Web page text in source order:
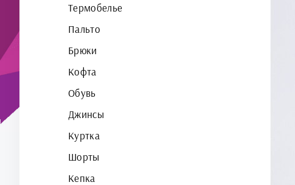
Термобелье
Пальто
Брюки
Кофта
Обувь
Джинсы
Куртка
Шорты
Кепка